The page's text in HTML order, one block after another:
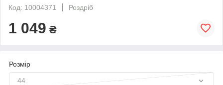
Код: 10004371
Роздріб
1 049 ₴
Розмір
44